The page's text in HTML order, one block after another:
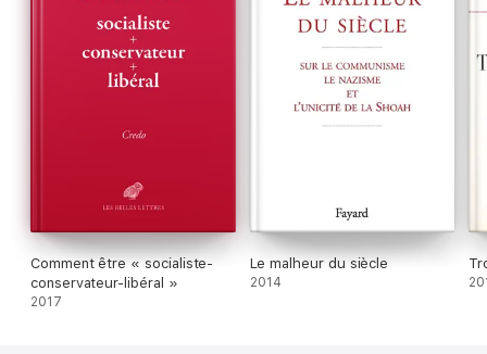
Comment être « socialiste-
conservateur-libéral »
2017
Le malheur du siècle
2014